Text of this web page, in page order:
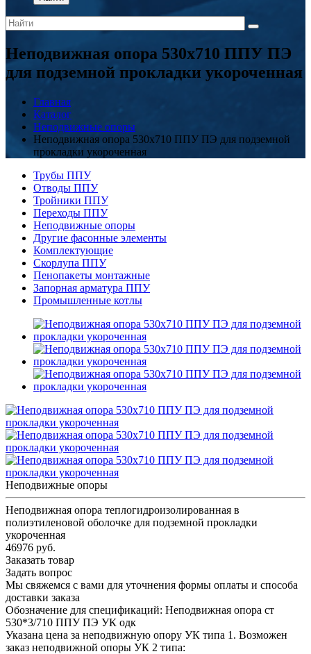
Неподвижная опора 530x710 ППУ ПЭ
для подземной прокладки укороченная
Главная
Каталог
Неподвижные опоры
Неподвижная опора 530x710 ППУ ПЭ для подземной
прокладки укороченная
Трубы ППУ
Отводы ППУ
Тройники ППУ
Переходы ППУ
Неподвижные опоры
Другие фасонные элементы
Комплектующие
Скорлупа ППУ
Пенопакеты монтажные
Запорная арматура ППУ
Промышленные котлы
Неподвижные опоры
Неподвижная опора теплогидроизолированная в
полиэтиленовой оболочке для подземной прокладки
укороченная
46976 руб.
Заказать товар
Задать вопрос
Мы свяжемся с вами для уточнения формы оплаты и способа
доставки заказа
Обозначение для спецификаций: Неподвижная опора ст
530*3/710 ППУ ПЭ УК одк
Указана цена за неподвижную опору УК типа 1. Возможен
заказ неподвижной опоры УК 2 типа: